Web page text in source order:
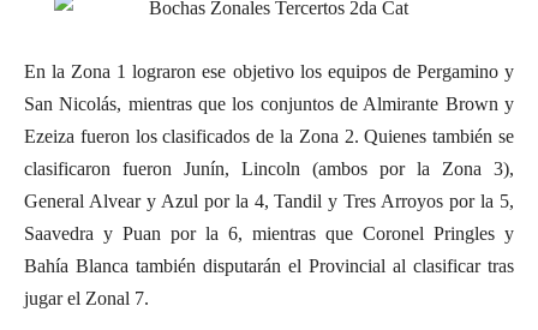
En la Zona 1 lograron ese objetivo los equipos de Pergamino y
San Nicolás, mientras que los conjuntos de Almirante Brown y
Ezeiza fueron los clasificados de la Zona 2. Quienes también se
clasificaron fueron Junín, Lincoln (ambos por la Zona 3),
General Alvear y Azul por la 4, Tandil y Tres Arroyos por la 5,
Saavedra y Puan por la 6, mientras que Coronel Pringles y
Bahía Blanca también disputarán el Provincial al clasificar tras
jugar el Zonal 7.